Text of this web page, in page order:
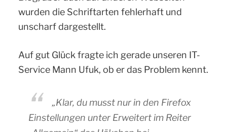
wurden die Schriftarten fehlerhaft und
unscharf dargestellt.
Auf gut Glück fragte ich gerade unseren IT-
Service Mann Ufuk, ob er das Problem kennt.
„Klar, du musst nur in den Firefox
Einstellungen unter Erweitert im Reiter